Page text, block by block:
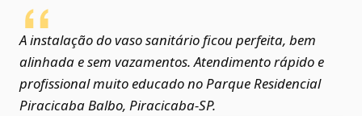
A instalação do vaso sanitário ficou perfeita, bem
alinhada e sem vazamentos. Atendimento rápido e
profissional muito educado no Parque Residencial
Piracicaba Balbo, Piracicaba‑SP.